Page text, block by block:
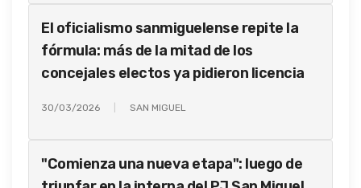
El oficialismo sanmiguelense repite la
fórmula: más de la mitad de los
concejales electos ya pidieron licencia
30/03/2026 SAN MIGUEL
"Comienza una nueva etapa": luego de